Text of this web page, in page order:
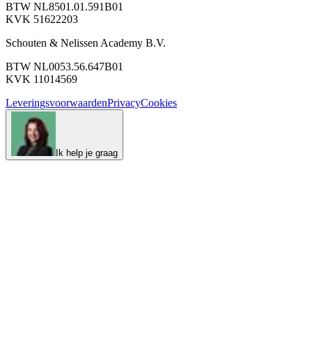
BTW NL8501.01.591B01
KVK 51622203
Schouten & Nelissen Academy B.V.
BTW NL0053.56.647B01
KVK 11014569
LeveringsvoorwaardenPrivacyCookies
Ik help je graag